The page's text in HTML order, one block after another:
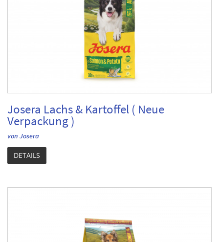
Josera Lachs & Kartoffel ( Neue
Verpackung )
von Josera
DETAILS